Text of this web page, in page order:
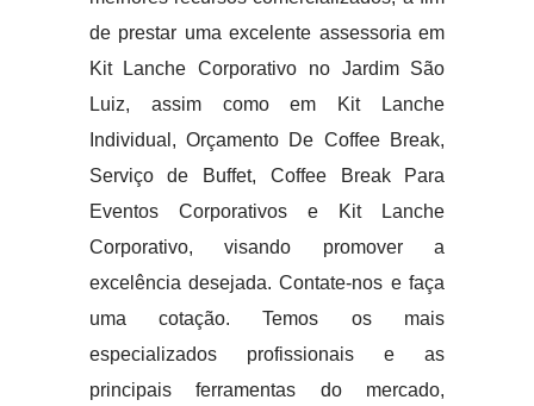
de prestar uma excelente assessoria em
Kit Lanche Corporativo no Jardim São
Luiz, assim como em Kit Lanche
Individual, Orçamento De Coffee Break,
Serviço de Buffet, Coffee Break Para
Eventos Corporativos e Kit Lanche
Corporativo, visando promover a
excelência desejada. Contate-nos e faça
uma cotação. Temos os mais
especializados profissionais e as
principais ferramentas do mercado,